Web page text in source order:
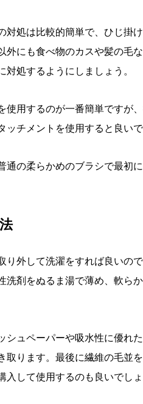
対処は比較的簡単で、ひじ掛
外にも食べ物のカスや髪の毛
処するようにしましょう。
使用するのが一番簡単ですが
チメントを使用すると良いで
通の柔らかめのブラシで最初
り外して洗濯をすれば良いの
洗剤をぬるま湯で薄め、軟ら
シュペーパーや吸水性に優れ
取ります。最後に繊維の毛並
して使用するのも良いでしょ